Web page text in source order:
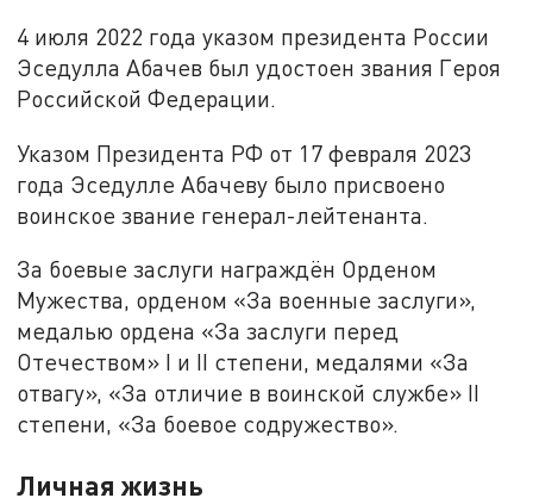
4 июля 2022 года указом президента России
Эседулла Абачев был удостоен звания Героя
Российской Федерации.
Указом Президента РФ от 17 февраля 2023
года Эседулле Абачеву было присвоено
воинское звание генерал-лейтенанта.
За боевые заслуги награждён Орденом
Мужества, орденом «За военные заслуги»,
медалью ордена «За заслуги перед
Отечеством» I и II степени, медалями «За
отвагу», «За отличие в воинской службе» II
степени, «За боевое содружество».
Личная жизнь